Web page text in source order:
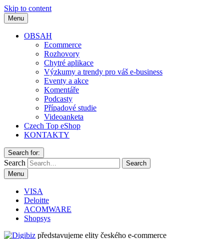
Skip to content
Menu
OBSAH
Ecommerce
Rozhovory
Chytré aplikace
Výzkumy a trendy pro váš e-business
Eventy a akce
Komentáře
Podcasty
Případové studie
Videoanketa
Czech Top eShop
KONTAKTY
Search for:
Search
Menu
VISA
Deloitte
ACOMWARE
Shopsys
představujeme elity českého e-commerce